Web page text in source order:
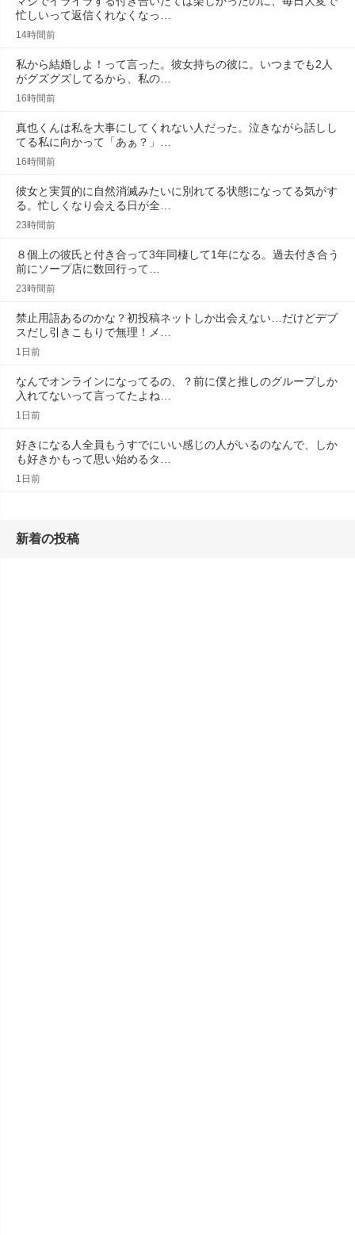
忙しいって返信くれなくなっ…
14時間前
私から結婚しよ！って言った。彼女持ちの彼に。いつまでも2人
がグズグズしてるから、私の…
16時間前
真也くんは私を大事にしてくれない人だった。泣きながら話しし
てる私に向かって「あぁ？」…
16時間前
彼女と実質的に自然消滅みたいに別れてる状態になってる気がす
る。忙しくなり会える日が全…
23時間前
８個上の彼氏と付き合って3年同棲して1年になる。過去付き合う
前にソープ店に数回行って…
23時間前
禁止用語あるのかな？初投稿ネットしか出会えない…だけどデブ
スだし引きこもりで無理！メ…
1日前
なんでオンラインになってるの、？前に僕と推しのグループしか
入れてないって言ってたよね…
1日前
好きになる人全員もうすでにいい感じの人がいるのなんで、しか
も好きかもって思い始めるタ…
1日前
新着の投稿